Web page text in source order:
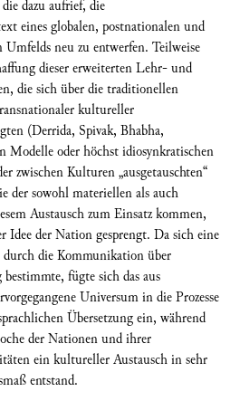
dazu aufrief, die
eines globalen, postnationalen und
neu zu entwerfen. Teilweise
dieser erweiterten Lehr- und
die sich über die traditionellen
kultureller
(Derrida, Spivak, Bhabha,
Modelle oder höchst idiosynkratischen
zwischen Kulturen „ausgetauschten“
der sowohl materiellen als auch
Austausch zum Einsatz kommen,
Idee der Nation gesprengt. Da sich eine
durch die Kommunikation über
fügte sich das aus
Universum in die Prozesse
Übersetzung ein, während
der Nationen und ihrer
ein kultureller Austausch in sehr
entstand.